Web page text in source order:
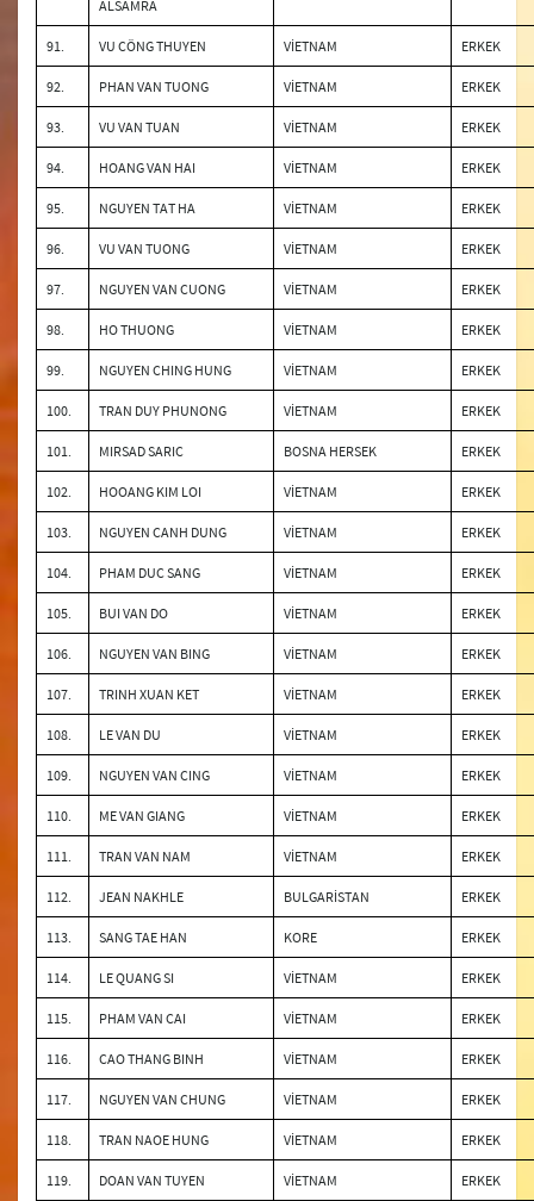
ALSAMRA
91. VU CÖNG THUYEN VİETNAM ERKEK
92. PHAN VAN TUONG VİETNAM ERKEK
93. VU VAN TUAN VİETNAM ERKEK
94. HOANG VAN HAI VİETNAM ERKEK
95. NGUYEN TAT HA VİETNAM ERKEK
96. VU VAN TUONG VİETNAM ERKEK
97. NGUYEN VAN CUONG VİETNAM ERKEK
98. HO THUONG VİETNAM ERKEK
99. NGUYEN CHING HUNG VİETNAM ERKEK
100. TRAN DUY PHUNONG VİETNAM ERKEK
101. MIRSAD SARIC BOSNA HERSEK ERKEK
102. HOOANG KIM LOI VİETNAM ERKEK
103. NGUYEN CANH DUNG VİETNAM ERKEK
104. PHAM DUC SANG VİETNAM ERKEK
105. BUI VAN DO VİETNAM ERKEK
106. NGUYEN VAN BING VİETNAM ERKEK
107. TRINH XUAN KET VİETNAM ERKEK
108. LE VAN DU VİETNAM ERKEK
109. NGUYEN VAN CING VİETNAM ERKEK
110. ME VAN GIANG VİETNAM ERKEK
111. TRAN VAN NAM VİETNAM ERKEK
112. JEAN NAKHLE BULGARİSTAN ERKEK
113. SANG TAE HAN KORE ERKEK
114. LE QUANG SI VİETNAM ERKEK
115. PHAM VAN CAI VİETNAM ERKEK
116. CAO THANG BINH VİETNAM ERKEK
117. NGUYEN VAN CHUNG VİETNAM ERKEK
118. TRAN NAOE HUNG VİETNAM ERKEK
119. DOAN VAN TUYEN VİETNAM ERKEK